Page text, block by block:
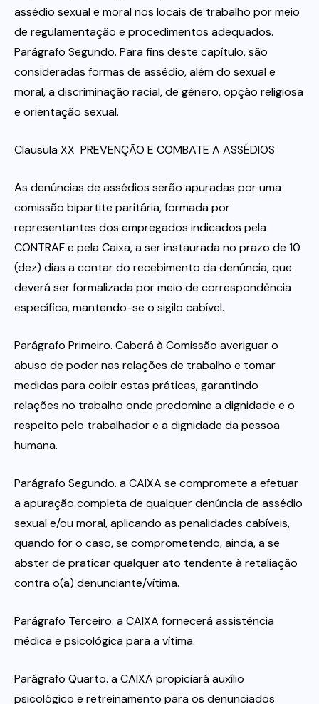
assédio sexual e moral nos locais de trabalho por meio
de regulamentação e procedimentos adequados.
Parágrafo Segundo. Para fins deste capítulo, são
consideradas formas de assédio, além do sexual e
moral, a discriminação racial, de gênero, opção religiosa
e orientação sexual.
Clausula XX  PREVENÇÃO E COMBATE A ASSÉDIOS
As denúncias de assédios serão apuradas por uma
comissão bipartite paritária, formada por
representantes dos empregados indicados pela
CONTRAF e pela Caixa, a ser instaurada no prazo de 10
(dez) dias a contar do recebimento da denúncia, que
deverá ser formalizada por meio de correspondência
específica, mantendo-se o sigilo cabível.
Parágrafo Primeiro. Caberá à Comissão averiguar o
abuso de poder nas relações de trabalho e tomar
medidas para coibir estas práticas, garantindo
relações no trabalho onde predomine a dignidade e o
respeito pelo trabalhador e a dignidade da pessoa
humana.
Parágrafo Segundo. a CAIXA se compromete a efetuar
a apuração completa de qualquer denúncia de assédio
sexual e/ou moral, aplicando as penalidades cabíveis,
quando for o caso, se comprometendo, ainda, a se
abster de praticar qualquer ato tendente à retaliação
contra o(a) denunciante/vítima.
Parágrafo Terceiro. a CAIXA fornecerá assistência
médica e psicológica para a vítima.
Parágrafo Quarto. a CAIXA propiciará auxílio
psicológico e retreinamento para os denunciados